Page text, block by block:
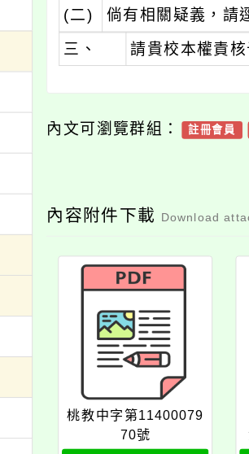
(二)
倘有相關疑義，請
三、
請貴校本權責
內文可瀏覽群組： 註冊會員
內容附件下載 Download
桃教中字第11400079
70號